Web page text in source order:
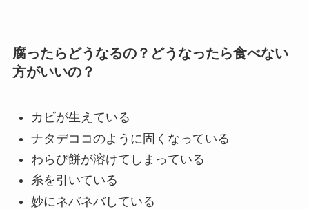
腐ったらどうなるの？どうなったら食べない
方がいいの？
カビが生えている
ナタデココのように固くなっている
わらび餅が溶けてしまっている
糸を引いている
妙にネバネバしている